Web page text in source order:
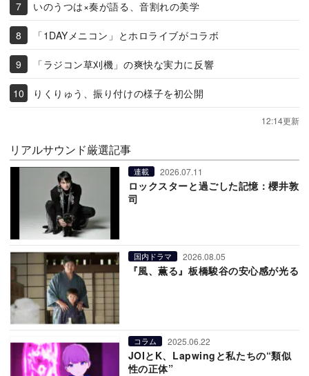
いのうつは×奏が語る、音割れの美学
「1DAYメニコン」とホロライブがコラボ
「ラジコン草刈機」の爽快な実力に反響
りくりゅう、振り付けの様子を初公開
12:14更新
リアルサウンド厳選記事
連載 2026.07.11
ロックスターと過ごした記憶：櫻井敦
司
国内ドラマ 2026.08.05
『風、薫る』板橋駿谷の安心感が光る
コラム 2025.06.22
JOIとK、Lapwingと私たちの“類似
性の正体”